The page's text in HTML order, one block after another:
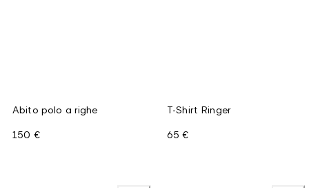
Abito polo a righe
150 €
T-Shirt Ringer
65 €